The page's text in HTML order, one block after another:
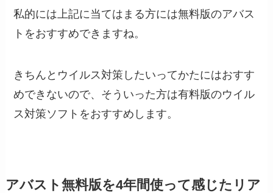
私的には上記に当てはまる方には無料版のアバス
トをおすすめできますね。
きちんとウイルス対策したいってかたにはおすす
めできないので、そういった方は有料版のウイル
ス対策ソフトをおすすめします。
アバスト無料版を4年間使って感じたリア